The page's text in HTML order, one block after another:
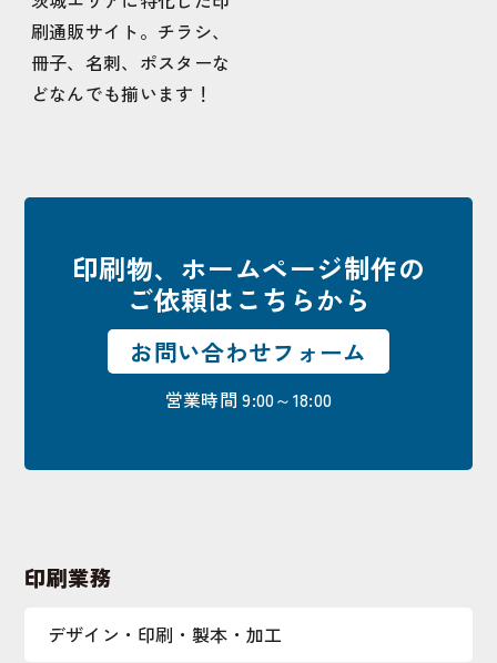
印刷業務
デザイン・印刷・製本・加工
刷通販サイト。チラシ、
冊子、名刺、ポスターな
どなんでも揃います！
印刷物、ホームページ制作の
ご依頼はこちらから
お問い合わせフォーム
営業時間 9:00～18:00